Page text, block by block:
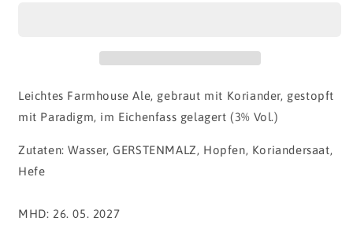
Leichtes Farmhouse Ale, gebraut mit Koriander, gestopft
mit Paradigm, im Eichenfass gelagert (3% Vol.)
Zutaten: Wasser, GERSTENMALZ, Hopfen, Koriandersaat,
Hefe
MHD: 26. 05. 2027